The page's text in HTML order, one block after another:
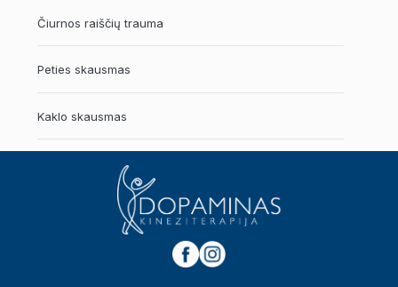
Čiurnos raiščių trauma
Peties skausmas
Kaklo skausmas